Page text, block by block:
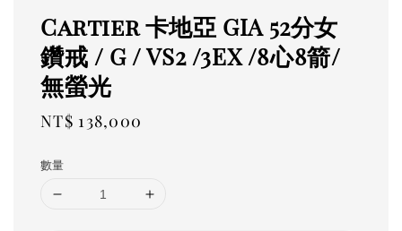
Cartier 卡地亞 GIA 52分女
鑽戒 / G / VS2 /3EX /8心8箭/
無螢光
Regular
NT$ 138,000
數量